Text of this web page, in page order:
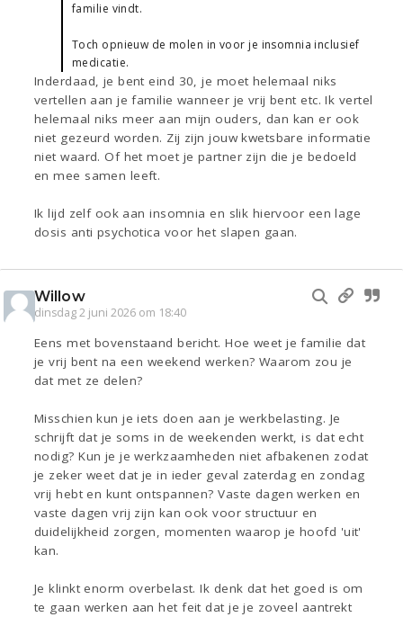
familie vindt.
Toch opnieuw de molen in voor je insomnia inclusief
medicatie.
Inderdaad, je bent eind 30, je moet helemaal niks
vertellen aan je familie wanneer je vrij bent etc. Ik vertel
helemaal niks meer aan mijn ouders, dan kan er ook
niet gezeurd worden. Zij zijn jouw kwetsbare informatie
niet waard. Of het moet je partner zijn die je bedoeld
en mee samen leeft.
Ik lijd zelf ook aan insomnia en slik hiervoor een lage
dosis anti psychotica voor het slapen gaan.
Willow
dinsdag 2 juni 2026 om 18:40
Eens met bovenstaand bericht. Hoe weet je familie dat
je vrij bent na een weekend werken? Waarom zou je
dat met ze delen?
Misschien kun je iets doen aan je werkbelasting. Je
schrijft dat je soms in de weekenden werkt, is dat echt
nodig? Kun je je werkzaamheden niet afbakenen zodat
je zeker weet dat je in ieder geval zaterdag en zondag
vrij hebt en kunt ontspannen? Vaste dagen werken en
vaste dagen vrij zijn kan ook voor structuur en
duidelijkheid zorgen, momenten waarop je hoofd 'uit'
kan.
Je klinkt enorm overbelast. Ik denk dat het goed is om
te gaan werken aan het feit dat je je zoveel aantrekt